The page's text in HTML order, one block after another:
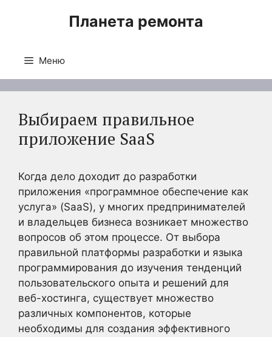
Планета ремонта
Меню
Выбираем правильное
приложение SaaS
Когда дело доходит до разработки
приложения «программное обеспечение как
услуга» (SaaS), у многих предпринимателей
и владельцев бизнеса возникает множество
вопросов об этом процессе. От выбора
правильной платформы разработки и языка
программирования до изучения тенденций
пользовательского опыта и решений для
веб-хостинга, существует множество
различных компонентов, которые
необходимы для создания эффективного